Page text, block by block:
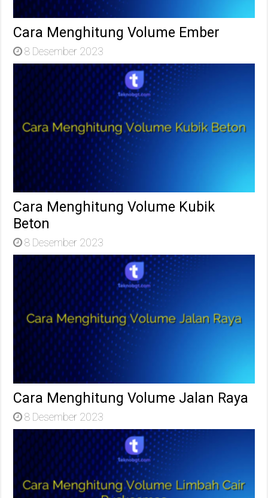
Cara Menghitung Volume Ember
8 Desember 2023
Cara Menghitung Volume Kubik
Beton
8 Desember 2023
Cara Menghitung Volume Jalan Raya
8 Desember 2023